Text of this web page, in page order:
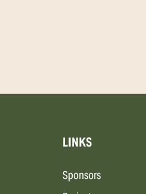
LINKS
Sponsors